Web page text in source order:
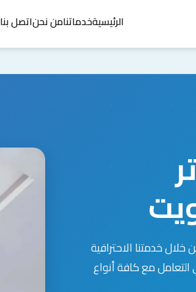
الرئيسيةخدماتنامن نحناتصل بنا
خدمتنا الاحترافية
مع كافة أنواع